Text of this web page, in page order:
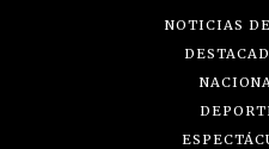
NOTICIAS